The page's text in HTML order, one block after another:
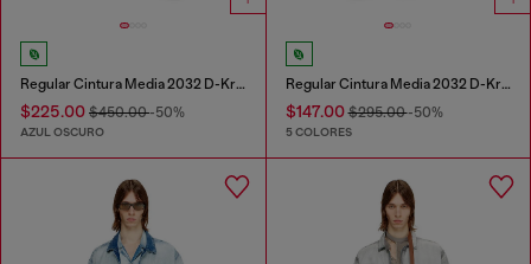
Regular Cintura Media 2032 D-Krooley Joggjeans®
$225.00 $450.00-50%
AZUL OSCURO
Regular Cintura Media 2032 D-Krooley Joggjeans®
$147.00$295.00-50%
5 COLORES